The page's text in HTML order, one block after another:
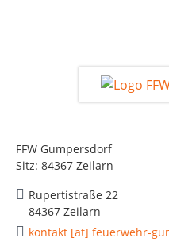
FFW Gumpersdorf
Sitz: 84367 Zeilarn
Rupertistraße 22
84367 Zeilarn
kontakt [at] feuerwehr-